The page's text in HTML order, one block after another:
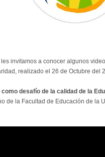
invitamos a conocer algunos
realizado el 26 de Octubre del
desafío de la calidad de la
de la Facultad de Educación de la